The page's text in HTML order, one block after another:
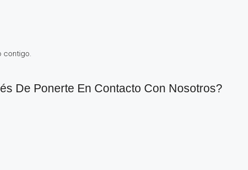
contigo.
De Ponerte En Contacto Con Nosotros?